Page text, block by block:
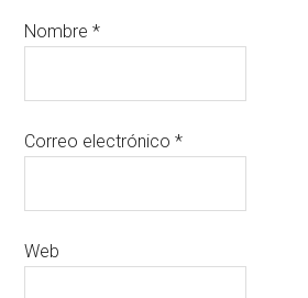
Nombre*
Correo electrónico*
Web